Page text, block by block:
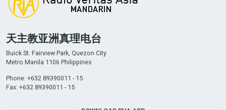
天主教亚洲真理电台
Buick St. Fairview Park, Quezon City
Metro Manila 1106 Philippines
Phone: +632 89390011 - 15
Fax: +632 89390011 - 15